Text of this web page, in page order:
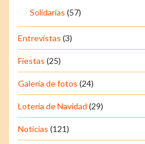
Solidarias (57)
Entrevistas (3)
Fiestas (25)
Galería de fotos (24)
Lotería de Navidad (29)
Noticias (121)